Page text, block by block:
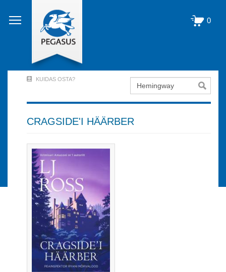
edasi
põhisisu
0
Account
Menu
out)
KUIDAS OSTA? Otsing
CRAGSIDE'I HÄÄRBER